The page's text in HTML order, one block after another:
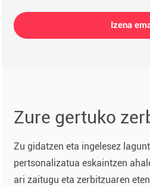
Izena
Zure gertuko
Zu gidatzen eta ingelesez
pertsonalizatua eskaintzen
ari zaitugu eta zerbitzuaren